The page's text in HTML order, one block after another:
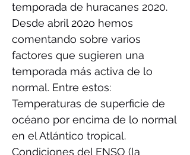
temporada de huracanes 2020.
Desde abril 202o hemos
comentando sobre varios
factores que sugieren una
temporada más activa de lo
normal. Entre estos:
Temperaturas de superficie de
océano por encima de lo normal
en el Atlántico tropical.
Condiciones del ENSO (la